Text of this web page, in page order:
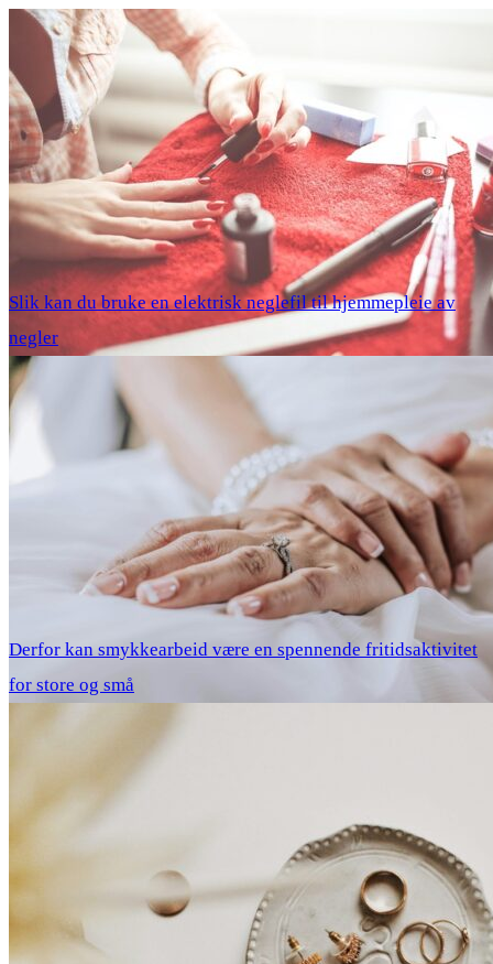
Slik kan du bruke en elektrisk neglefil til hjemmepleie av
negler
Derfor kan smykkearbeid være en spennende fritidsaktivitet
for store og små